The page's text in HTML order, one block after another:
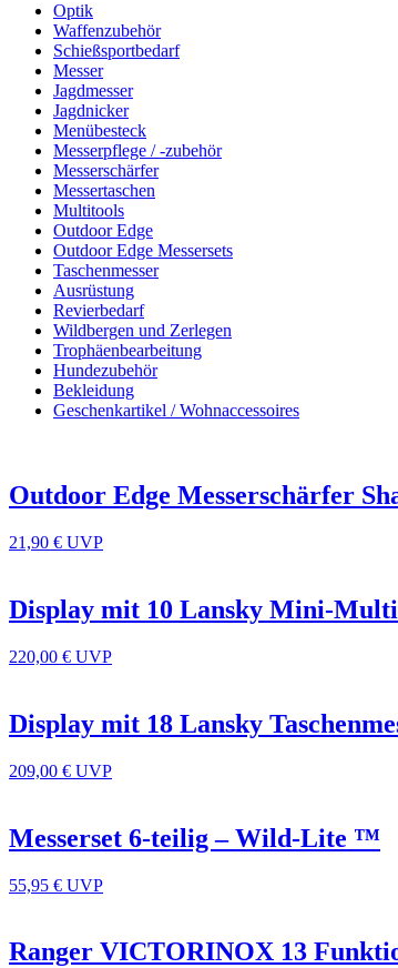
Optik
Waffenzubehör
Schießsportbedarf
Messer
Jagdmesser
Jagdnicker
Menübesteck
Messerpflege / -zubehör
Messerschärfer
Messertaschen
Multitools
Outdoor Edge
Outdoor Edge Messersets
Taschenmesser
Ausrüstung
Revierbedarf
Wildbergen und Zerlegen
Trophäenbearbeitung
Hundezubehör
Bekleidung
Geschenkartikel / Wohnaccessoires
Outdoor Edge Messerschärfer
21,90 € UVP
Display mit 10 Lansky Mini-
220,00 € UVP
Display mit 18 Lansky
209,00 € UVP
Messerset 6-teilig – Wild-Lite ™
55,95 € UVP
Ranger VICTORINOX 13